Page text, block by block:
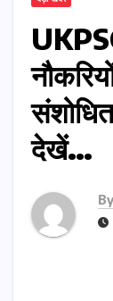
देखें…
By